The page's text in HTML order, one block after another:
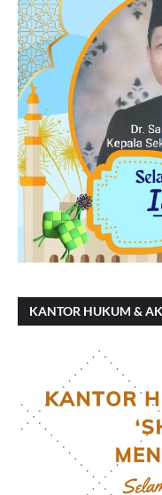
KANTOR HUKUM &